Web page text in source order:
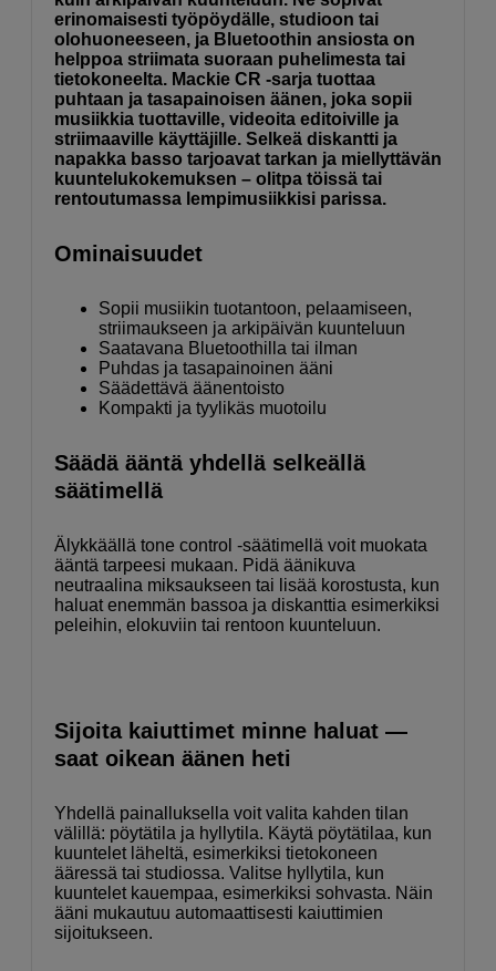
erinomaisesti työpöydälle, studioon tai
olohuoneeseen, ja Bluetoothin ansiosta on
helppoa striimata suoraan puhelimesta tai
tietokoneelta. Mackie CR -sarja tuottaa
puhtaan ja tasapainoisen äänen, joka sopii
musiikkia tuottaville, videoita editoiville ja
striimaaville käyttäjille. Selkeä diskantti ja
napakka basso tarjoavat tarkan ja miellyttävän
kuuntelukokemuksen – olitpa töissä tai
rentoutumassa lempimusiikkisi parissa.
Ominaisuudet
Sopii musiikin tuotantoon, pelaamiseen,
striimaukseen ja arkipäivän kuunteluun
Saatavana Bluetoothilla tai ilman
Puhdas ja tasapainoinen ääni
Säädettävä äänentoisto
Kompakti ja tyylikäs muotoilu
Säädä ääntä yhdellä selkeällä
säätimellä
Älykkäällä tone control -säätimellä voit muokata
ääntä tarpeesi mukaan. Pidä äänikuva
neutraalina miksaukseen tai lisää korostusta, kun
haluat enemmän bassoa ja diskanttia esimerkiksi
peleihin, elokuviin tai rentoon kuunteluun.
Sijoita kaiuttimet minne haluat —
saat oikean äänen heti
Yhdellä painalluksella voit valita kahden tilan
välillä: pöytätila ja hyllytila. Käytä pöytätilaa, kun
kuuntelet läheltä, esimerkiksi tietokoneen
ääressä tai studiossa. Valitse hyllytila, kun
kuuntelet kauempaa, esimerkiksi sohvasta. Näin
ääni mukautuu automaattisesti kaiuttimien
sijoitukseen.